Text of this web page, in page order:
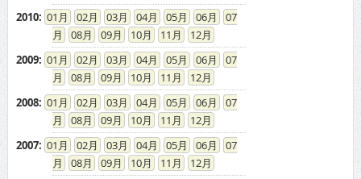
2010: 01 02 03 04 05 06
07
08
09 10 11
12
2009: 01 02 03 04 05 06
07
08
09 10 11
12
2008: 01 02 03 04 05 06
07
08
09 10 11
12
2007: 01 02 03 04 05 06
07
08
09 10 11
12